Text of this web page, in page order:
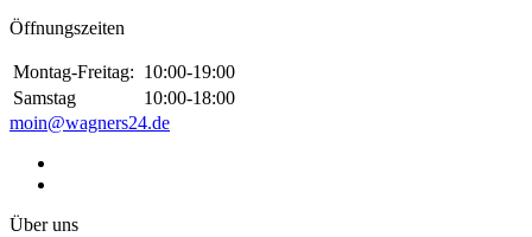
Öffnungszeiten
Montag-Freitag: 10:00-19:00
Samstag
10:00-18:00
moin@wagners24.de
Über uns